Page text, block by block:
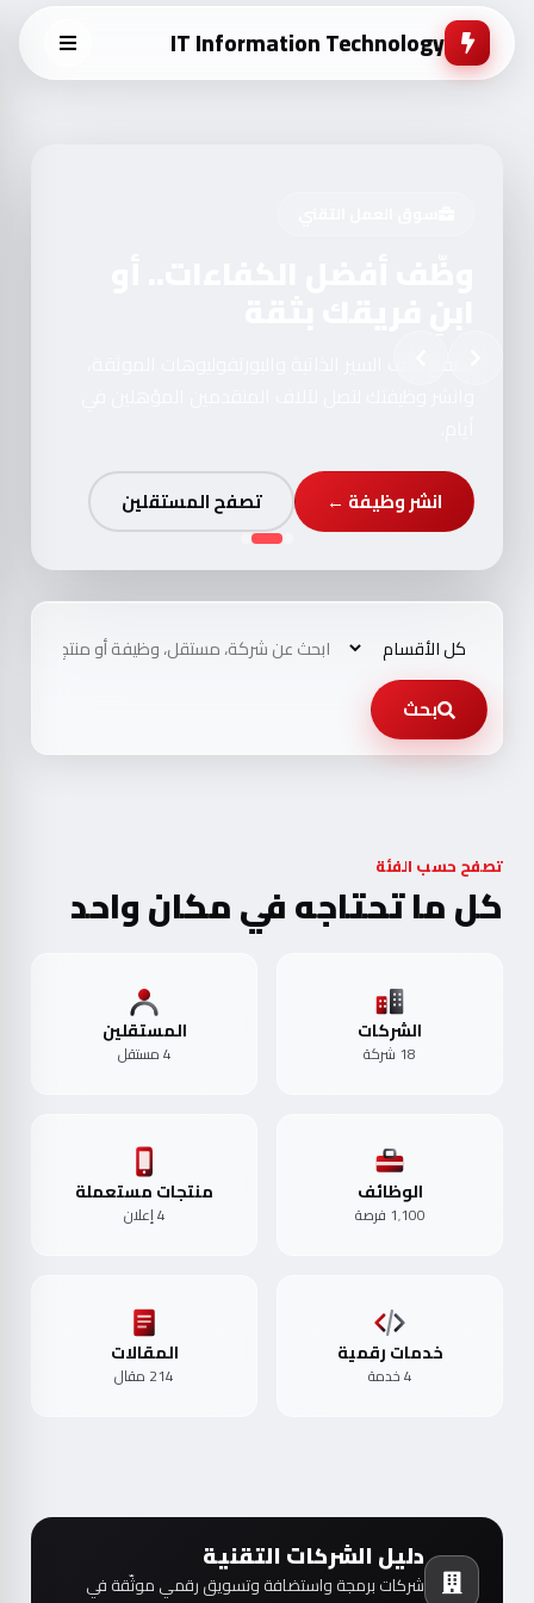
IT Information Technology
انشر وظيفة ← تصفح المستقلين
بحث
تصفح حسب الفئة
كل ما تحتاجه في مكان واحد
الشركات
18 شركة
المستقلين
4 مستقل
الوظائف
1٬100 فرصة
منتجات مستعملة
4 إعلان
خدمات رقمية
4 خدمة
المقالات
214 مقال
دليل الشركات التقنية
شركات برمجة واستضافة وتسويق رقمي موثّقة في